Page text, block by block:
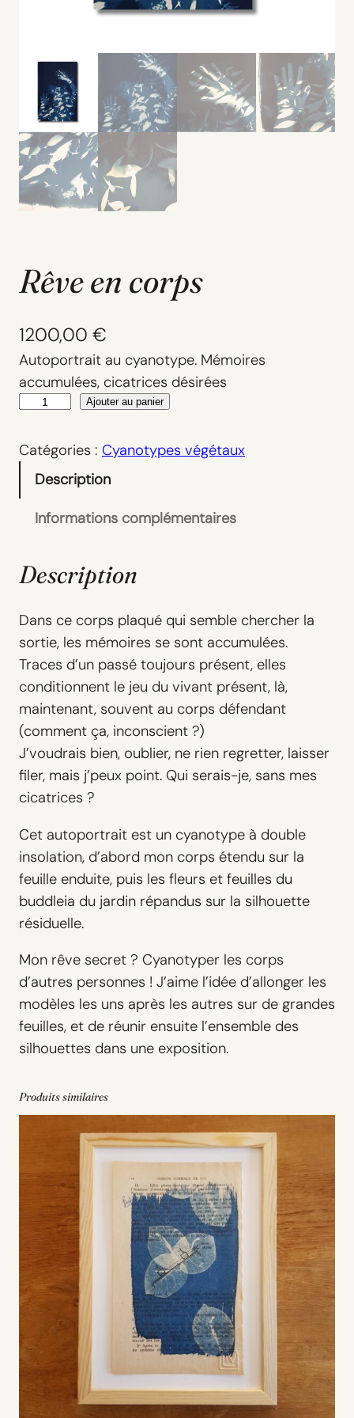
Rêve en corps
1200,00 €
Autoportrait au cyanotype. Mémoires
accumulées, cicatrices désirées
a
d
R
ê
v
e
e
n
c
o
r
p
s
Ajouter au panier
Catégories : Cyanotypes végétaux
Description
Informations complémentaires
Description
Dans ce corps plaqué qui semble chercher la
sortie, les mémoires se sont accumulées.
Traces d’un passé toujours présent, elles
conditionnent le jeu du vivant présent, là,
maintenant, souvent au corps défendant
(comment ça, inconscient ?)
J’voudrais bien, oublier, ne rien regretter, laisser
filer, mais j’peux point. Qui serais-je, sans mes
cicatrices ?
Cet autoportrait est un cyanotype à double
insolation, d’abord mon corps étendu sur la
feuille enduite, puis les fleurs et feuilles du
buddleia du jardin répandus sur la silhouette
résiduelle.
Mon rêve secret ? Cyanotyper les corps
d’autres personnes ! J’aime l’idée d’allonger les
modèles les uns après les autres sur de grandes
feuilles, et de réunir ensuite l’ensemble des
silhouettes dans une exposition.
Produits similaires